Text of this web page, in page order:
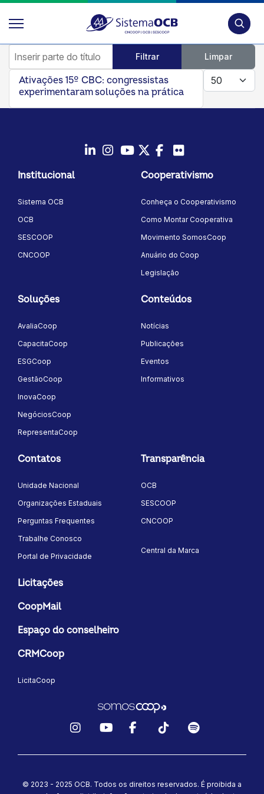
Inserir parte do título
Filtrar Limpar
Mostrar #
Ativações 15º CBC: congressistas
experimentaram soluções na prática
Instagram
YoutubeTwitter/X
Facebook
Institucional
Sistema OCB
OCB
SESCOOP
CNCOOP
Cooperativismo
Conheça o Cooperativismo
Como Montar Cooperativa
Movimento SomosCoop
Anuário do Coop
Legislação
Soluções
AvaliaCoop
CapacitaCoop
ESGCoop
GestãoCoop
InovaCoop
NegóciosCoop
RepresentaCoop
Conteúdos
Notícias
Publicações
Eventos
Informativos
Contatos
Unidade Nacional
Organizações Estaduais
Perguntas Frequentes
Trabalhe Conosco
Portal de Privacidade
Transparência
OCB
SESCOOP
CNCOOP
Central da Marca
Licitações
CoopMail
Espaço do conselheiro
CRMCoop
LicitaCoop
© 2023 - 2025 OCB. Todos os direitos reservados. É proibida a